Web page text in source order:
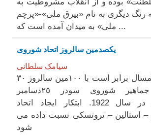
رنگ دیگری به‌ نام «بیرق ملی»‌-«پرچم
ملی» به‌ میدان آمده است که ...
یکصدمین سالروز اتحاد شوروی
سیامک سلطانی
۳۰ دسامبر امسال برابر است با ۱۰۰مین سالروز
ایجاد اتحاد جماهیر شوروی سودر ۲٥دسامبر
۱۹۹۱سیالیستی در سال 1922. ابتکار ایجاد اتحاد
– استالین – تروتسکی نسبت داده می
شود